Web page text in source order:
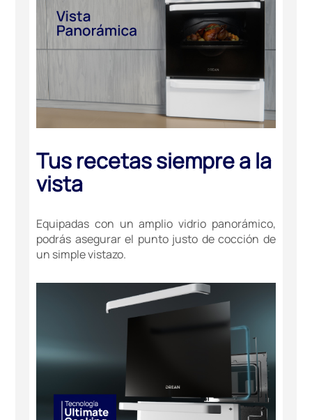
Tus recetas siempre a la
vista
Equipadas con un amplio vidrio panorámico,
podrás asegurar el punto justo de cocción de
un simple vistazo.